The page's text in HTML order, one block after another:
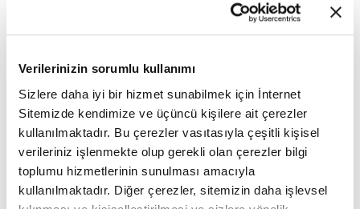
Verilerinizin sorumlu kullanımı
Sizlere daha iyi bir hizmet sunabilmek için İnternet
Sitemizde kendimize ve üçüncü kişilere ait çerezler
kullanılmaktadır. Bu çerezler vasıtasıyla çeşitli kişisel
verileriniz işlenmekte olup gerekli olan çerezler bilgi
toplumu hizmetlerinin sunulması amacıyla
kullanılmaktadır. Diğer çerezler, sitemizin daha işlevsel
KABUNE PİLAVI
▪ 2 su bardağı pirinç
▪ 500 g kemiksiz kuzu eti
▪ 3 adet soğan
▪ 2 çorba kaşığı tereyağı
▪ Yeteri kadar et suyu